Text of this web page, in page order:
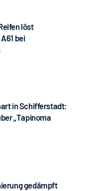
löst
bei
in Schifferstadt:
„Tapinoma
gedämpft